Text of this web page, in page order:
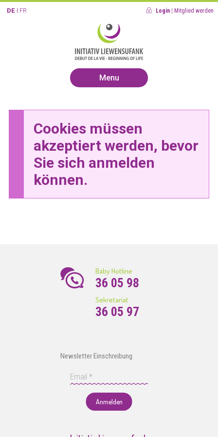
DE FR Login Mitglied werden
Menu
Cookies müssen
akzeptiert werden, bevor
Sie sich anmelden
können.
Baby Hotline
36 05 98
Sekretariat
36 05 97
Newsletter Einschreibung
Anmelden